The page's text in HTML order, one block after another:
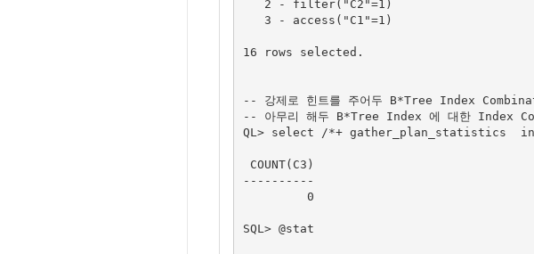
16 rows selected.
-- 강제로 힌트를 주어두 B*Tree Index
-- 아무리 해두 B*Tree Index 에 대한 Index
QL> select /*+ gather_plan_statistics
----------
SQL> @stat